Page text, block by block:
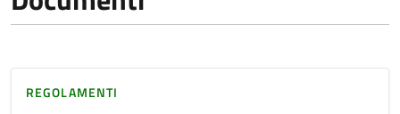
REGOLAMENTI